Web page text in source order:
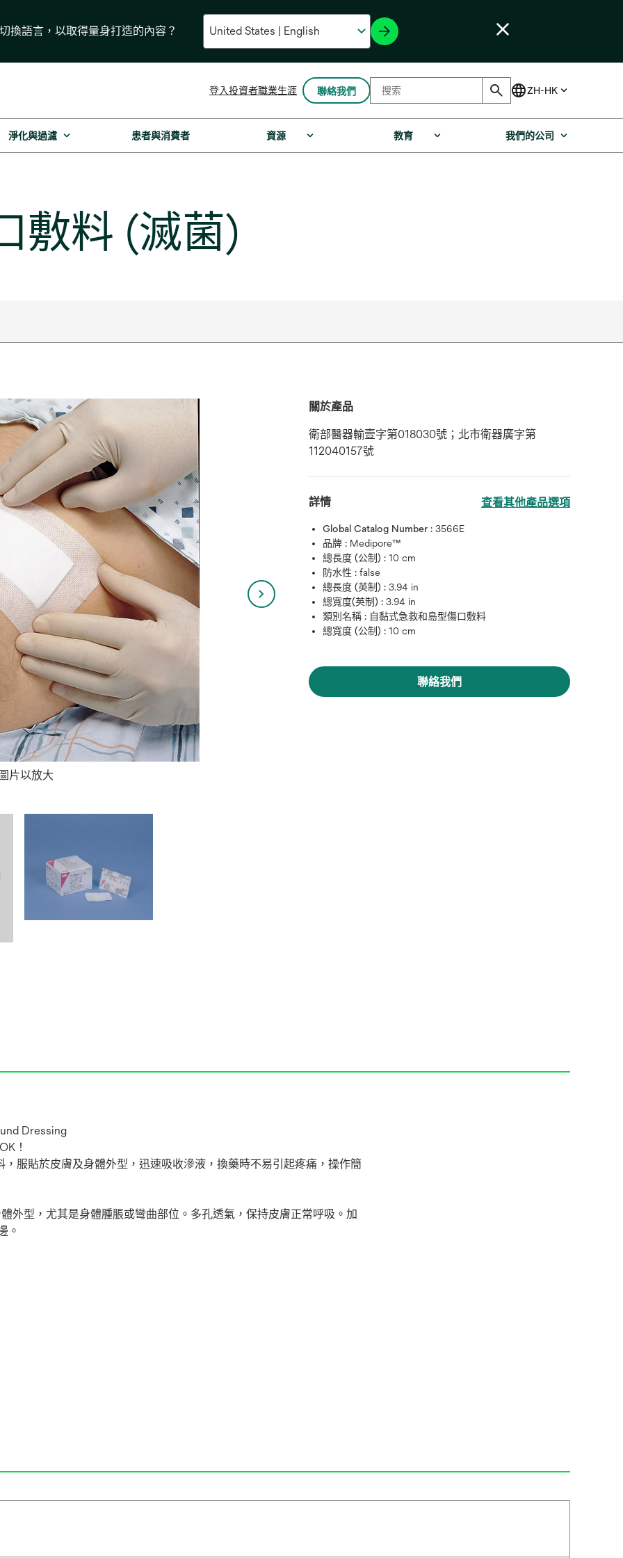
換語言，以取得量身打造的內容？
登入投資者opens
a
new
職業生涯 聯絡我們
淨化與過濾 患者與消費者 資源 教育 我們的公司
敷料 (滅菌)
片以放大
關於產品
衛部醫器輸壹字第018030號；北市衛器廣字第
112040157號
詳情 查看其他產品選項
Global Catalog Number :3566E
品牌 : Medipore™
總長度 (公制) :10 cm
防水性 :false
總長度 (英制) :3.94 in
總寬度(英制) :3.94 in
類別名稱 : 自黏式急救和島型傷口敷料
總寬度 (公制) :10 cm
聯絡我們
Dressing
！
服貼於皮膚及身體外型，迅速吸收滲液，換藥時不易引起疼痛，操作簡
外型，尤其是身體腫脹或彎曲部位。多孔透氣，保持皮膚正常呼吸。加
。